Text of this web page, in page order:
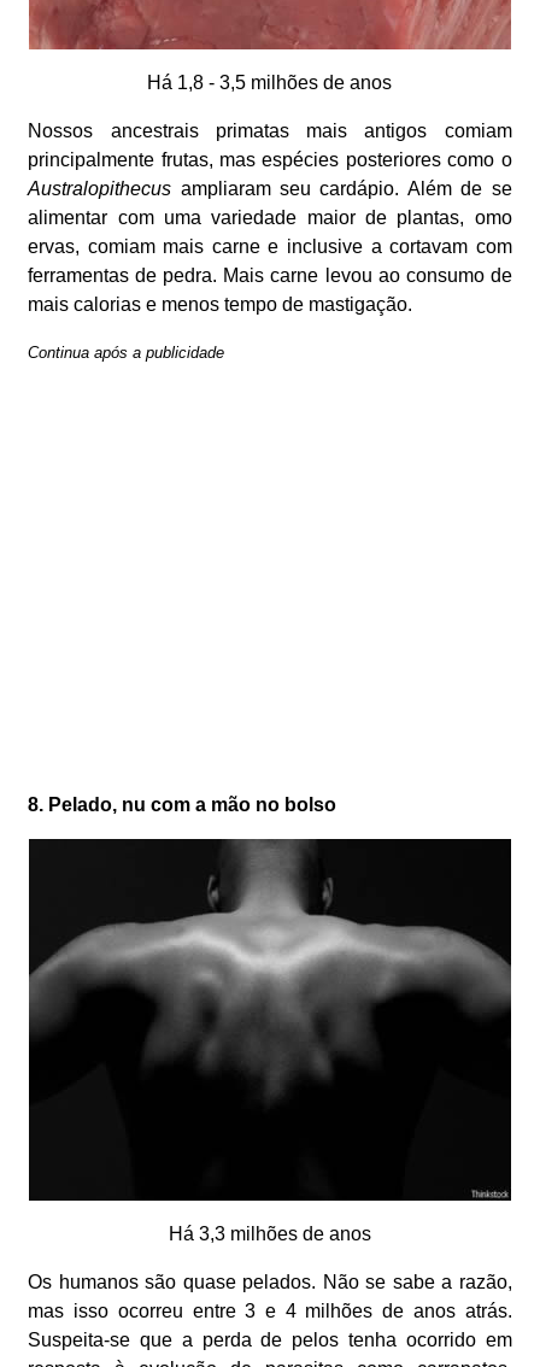
Há 1,8 - 3,5 milhões de anos
Nossos ancestrais primatas mais antigos comiam
principalmente frutas, mas espécies posteriores como o
Australopithecus ampliaram seu cardápio. Além de se
alimentar com uma variedade maior de plantas, omo
ervas, comiam mais carne e inclusive a cortavam com
ferramentas de pedra. Mais carne levou ao consumo de
mais calorias e menos tempo de mastigação.
Continua após a publicidade
8. Pelado, nu com a mão no bolso
Há 3,3 milhões de anos
Os humanos são quase pelados. Não se sabe a razão,
mas isso ocorreu entre 3 e 4 milhões de anos atrás.
Suspeita-se que a perda de pelos tenha ocorrido em